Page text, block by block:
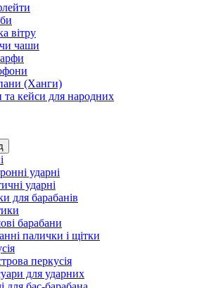
вітру
чаши
(Ханги)
та кейси для народних
ударні
ударні
для барабанів
барабани
палички і щітки
перкусія
для ударних